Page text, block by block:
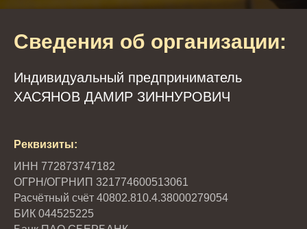
Сведения об организации:
Индивидуальный предприниматель
ХАСЯНОВ ДАМИР ЗИННУРОВИЧ
Реквизиты:
ИНН 772873747182
ОГРН/ОГРНИП 321774600513061
Расчётный счёт 40802.810.4.38000279054
БИК 044525225